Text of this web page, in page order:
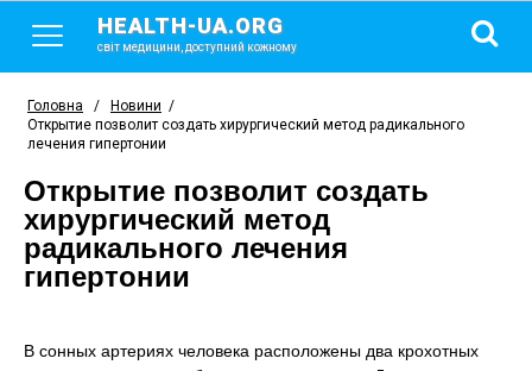
HEALTH-UA.ORG
світ медицини, доступний кожному
Головна / Новини /
Открытие позволит создать хирургический метод радикального
лечения гипертонии
Открытие позволит создать
хирургический метод
радикального лечения
гипертонии
В сонных артериях человека расположены два крохотных